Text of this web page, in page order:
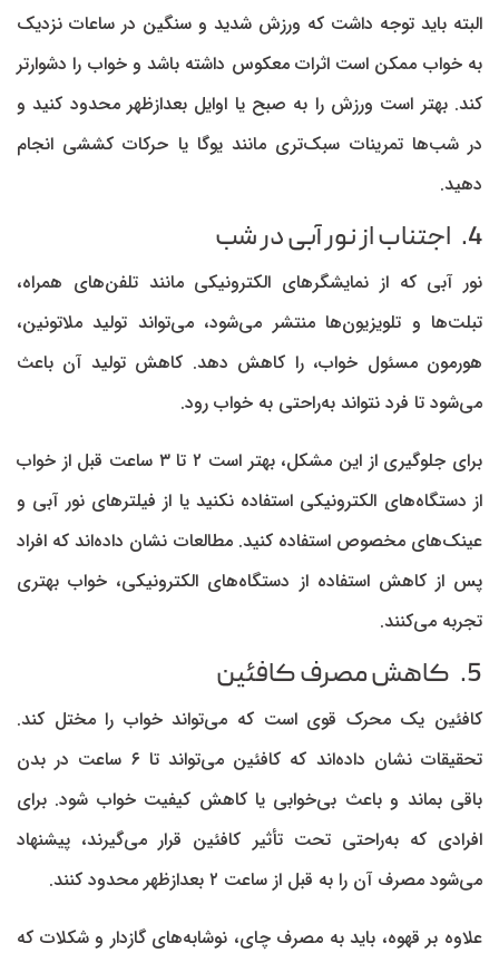
البته باید توجه داشت که ورزش شدید و سنگین در ساعات نزدیک
به خواب ممکن است اثرات معکوس داشته باشد و خواب را دشوارتر
کند. بهتر است ورزش را به صبح یا اوایل بعدازظهر محدود کنید و
در شب‌ها تمرینات سبک‌تری مانند یوگا یا حرکات کششی انجام
دهید.
4. اجتناب از نور آبی در شب
نور آبی که از نمایشگرهای الکترونیکی مانند تلفن‌های همراه،
تبلت‌ها و تلویزیون‌ها منتشر می‌شود، می‌تواند تولید ملاتونین،
هورمون مسئول خواب، را کاهش دهد. کاهش تولید آن باعث
می‌شود تا فرد نتواند به‌راحتی به خواب رود.
برای جلوگیری از این مشکل، بهتر است ۲ تا ۳ ساعت قبل از خواب
از دستگاه‌های الکترونیکی استفاده نکنید یا از فیلترهای نور آبی و
عینک‌های مخصوص استفاده کنید. مطالعات نشان داده‌اند که افراد
پس از کاهش استفاده از دستگاه‌های الکترونیکی، خواب بهتری
تجربه می‌کنند.
5. کاهش مصرف کافئین
کافئین یک محرک قوی است که می‌تواند خواب را مختل کند.
تحقیقات نشان داده‌اند که کافئین می‌تواند تا ۶ ساعت در بدن
باقی بماند و باعث بی‌خوابی یا کاهش کیفیت خواب شود. برای
افرادی که به‌راحتی تحت تأثیر کافئین قرار می‌گیرند، پیشنهاد
می‌شود مصرف آن را به قبل از ساعت ۲ بعدازظهر محدود کنند.
علاوه بر قهوه، باید به مصرف چای، نوشابه‌های گازدار و شکلات که